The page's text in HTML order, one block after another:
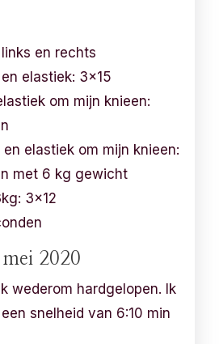
en rechts
elastiek: 3×15
om mijn knieen:
elastiek om mijn knieen:
met 6 kg gewicht
3×12
2020
wederom hardgelopen. Ik
snelheid van 6:10 min